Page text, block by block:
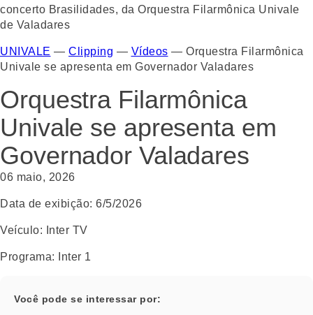
UNIVALE — Clipping — Vídeos — Orquestra Filarmônica
Univale se apresenta em Governador Valadares
Orquestra Filarmônica
Univale se apresenta em
Governador Valadares
06 maio, 2026
Data de exibição: 6/5/2026
Veículo: Inter TV
Programa: Inter 1
Você pode se interessar por: